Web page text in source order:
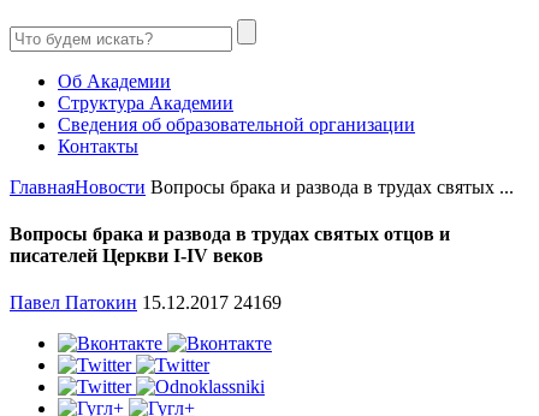
Об Академии
Структура Академии
Сведения об образовательной организации
Контакты
ГлавнаяНовости Вопросы брака и развода в трудах святых ...
Вопросы брака и развода в трудах святых отцов и
писателей Церкви I-IV веков
Павел Патокин 15.12.2017 24169